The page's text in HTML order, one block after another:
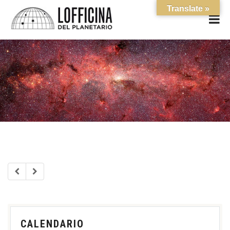
CALENDARIO
Translate »